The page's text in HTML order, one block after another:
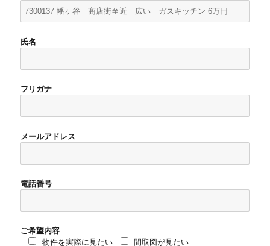
氏名
フリガナ
メールアドレス
電話番号
ご希望内容
物件を実際に見たい
間取図が見たい